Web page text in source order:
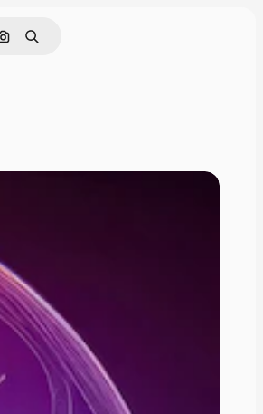
Nach Bild suchen
Suchen